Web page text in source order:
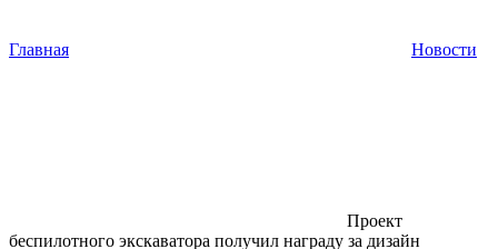
Главная Новости
Проект
беспилотного экскаватора получил награду за дизайн